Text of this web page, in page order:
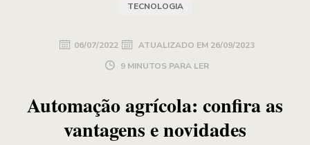
TECNOLOGIA
06/07/2022 ATUALIZADO EM 26/09/2023
9 MINUTOS PARA LER
Automação agrícola: confira as
vantagens e novidades